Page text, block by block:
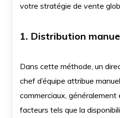
votre stratégie de vente
1. Distribution
Dans cette méthode, un
chef d’équipe attribue
commerciaux, généralement
facteurs tels que la